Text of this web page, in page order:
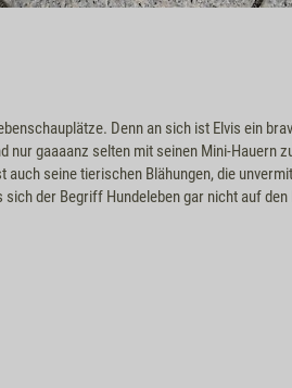
Denn an sich ist Elvis ein
nur gaaaanz selten mit seinen Mini-Hauern
auch seine tierischen Blähungen, die
der Begriff Hundeleben gar nicht auf